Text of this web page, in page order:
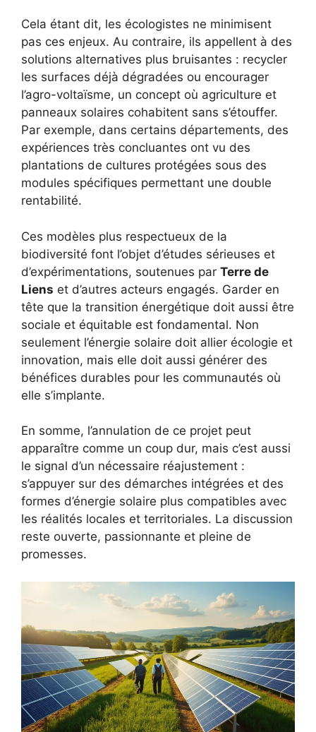
Cela étant dit, les écologistes ne minimisent
pas ces enjeux. Au contraire, ils appellent à des
solutions alternatives plus bruisantes : recycler
les surfaces déjà dégradées ou encourager
l’agro-voltaïsme, un concept où agriculture et
panneaux solaires cohabitent sans s’étouffer.
Par exemple, dans certains départements, des
expériences très concluantes ont vu des
plantations de cultures protégées sous des
modules spécifiques permettant une double
rentabilité.
Ces modèles plus respectueux de la
biodiversité font l’objet d’études sérieuses et
d’expérimentations, soutenues par Terre de
Liens et d’autres acteurs engagés. Garder en
tête que la transition énergétique doit aussi être
sociale et équitable est fondamental. Non
seulement l’énergie solaire doit allier écologie et
innovation, mais elle doit aussi générer des
bénéfices durables pour les communautés où
elle s’implante.
En somme, l’annulation de ce projet peut
apparaître comme un coup dur, mais c’est aussi
le signal d’un nécessaire réajustement :
s’appuyer sur des démarches intégrées et des
formes d’énergie solaire plus compatibles avec
les réalités locales et territoriales. La discussion
reste ouverte, passionnante et pleine de
promesses.